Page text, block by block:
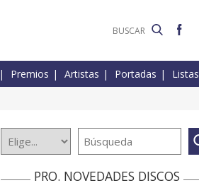
Premios Artistas Portadas Listas
PRO. NOVEDADES DISCOS